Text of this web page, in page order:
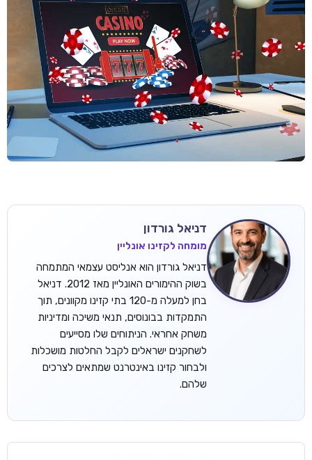
דניאל גורדון
מומחה לקזינו אונליין
דניאל גורדון הוא אנליסט עצמאי המתמחה
בשוק ההימורים האונליין מאז 2012. דניאל
בחן למעלה מ-120 בתי קזינו מקוונים, תוך
התמקדות בבונוסים, תנאי משיכה ומדיניות
משחק אחראי. הניתוחים שלו מסייעים
לשחקנים ישראלים לקבל החלטות מושכלות
ולבחור קזינו באינטרנט שמתאים לצרכים
שלהם.